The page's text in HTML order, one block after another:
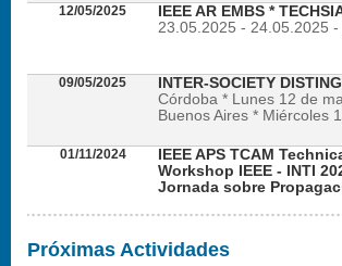
12/05/2025
IEEE AR EMBS *
23.05.2025 - 24.05.2025 -
09/05/2025
INTER-SOCIETY
Córdoba * Lunes 12 de
Buenos Aires * Miércoles
01/11/2024
IEEE APS TCAM
Workshop IEEE - INTI
Jornada sobre
Próximas Actividades